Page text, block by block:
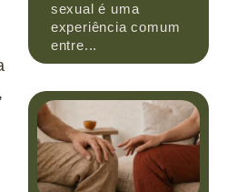
sexual é uma
experiência comum
entre...